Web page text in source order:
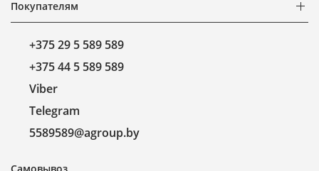
Покупателям
+375 29 5 589 589
+375 44 5 589 589
Viber
Telegram
5589589@agroup.by